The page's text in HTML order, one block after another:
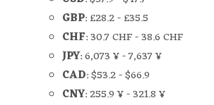
GBP:£28.2-£35.5
CHF:30.7 CHF-38.6 CHF
JPY:6,073 ¥-7,637 ¥
CAD:$53.2-$66.9
CNY:255.9 ¥-321.8 ¥